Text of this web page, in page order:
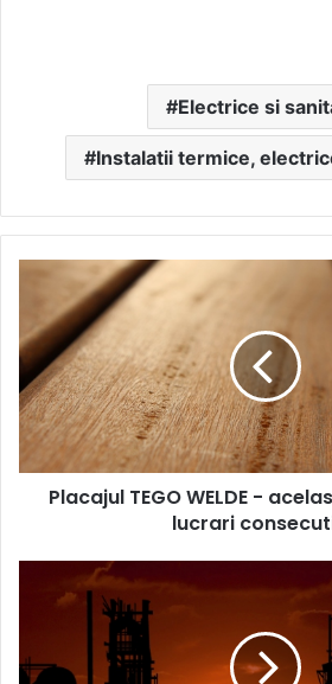
Electrice si
Instalatii termice,
Placajul
WELDE
-
acelasi
cofraj
in
40
de
lucrariPlacajul TEGO WELDE -
lucrari
industriala
mil